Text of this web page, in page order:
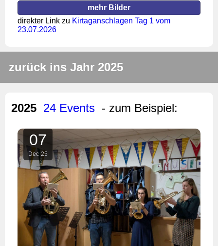
mehr Bilder
direkter Link zu Kirtaganschlagen Tag 1 vom
23.07.2026
zurück ins Jahr 2025
2025 24 Events - zum Beispiel:
07
Dec 25